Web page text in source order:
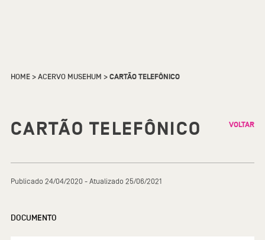
HOME>ACERVO MUSEHUM >CARTÃO TELEFÔNICO
CARTÃO TELEFÔNICO VOLTAR
Publicado 24/04/2020 - Atualizado 25/06/2021
DOCUMENTO